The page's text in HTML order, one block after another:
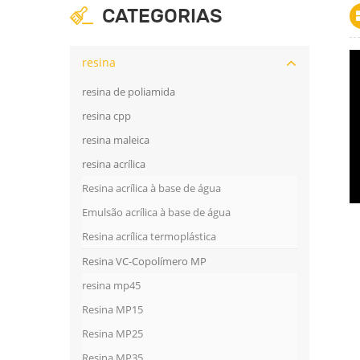
CATEGORIAS
resina
resina de poliamida
resina cpp
resina maleica
resina acrílica
Resina acrílica à base de água
Emulsão acrílica à base de água
Resina acrílica termoplástica
Resina VC-Copolímero MP
resina mp45
Resina MP15
Resina MP25